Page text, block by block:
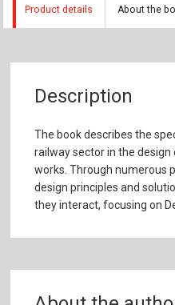
Product details About the
Description
The book describes the
railway sector in the
works. Through numerous
design principles and
they interact, focusing on